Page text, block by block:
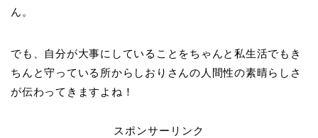
ん。
でも、自分が大事にしていることをちゃんと私生活でもき
ちんと守っている所からしおりさんの人間性の素晴らしさ
が伝わってきますよね！
スポンサーリンク